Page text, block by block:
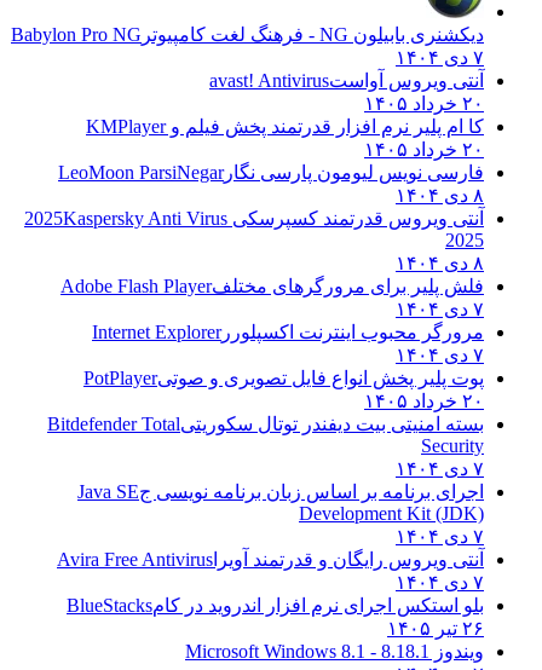
دیکشنری بابیلون NG - فرهنگ لغت کامپیوتر
Babylon Pro NG
آنتی ویروس آواستavast! Antivirus
کا ام پلیر نرم افزار قدرتمند پخش فیلم وKMPlayer
فارسی نویس لیومون پارسی نگارLeoMoon ParsiNegar
آنتی ویروس قدرتمند کسپرسکی 2025Kaspersky Anti Virus
2025
فلش پلیر برای مرورگرهای مختلفAdobe Flash Player
مرورگر محبوب اینترنت اکسپلوررInternet Explorer
پوت پلیر پخش انواع فایل تصویری و صوتیPotPlayer
بسته امنیتی بیت دیفندر توتال سکوریتیBitdefender Total
Security
اجرای برنامه بر اساس زبان برنامه نویسی ج Java SE
Development Kit (JDK)
آنتی ویروس رایگان و قدرتمند آویراAvira Free Antivirus
بلو استکس اجرای نرم افزار اندروید در کامBlueStacks
ویندوز 8.18.1 - Microsoft Windows 8.1